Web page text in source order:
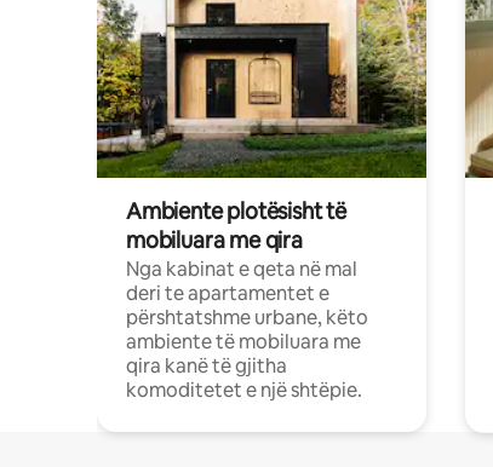
Ambiente plotësisht të
mobiluara me qira
Nga kabinat e qeta në mal
deri te apartamentet e
përshtatshme urbane, këto
ambiente të mobiluara me
qira kanë të gjitha
komoditetet e një shtëpie.